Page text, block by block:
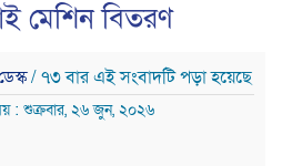
মেশিন বিতরণ
/ ৭৩ বার এই সংবাদটি পড়া হয়েছে
: শুক্রবার, ২৬ জুন, ২০২৬